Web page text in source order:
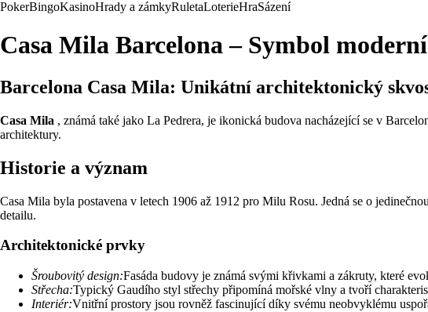
PokerBingoKasinoHrady a zámkyRuletaLoterieHraSázení
Casa Mila Barcelona – Symbol
Barcelona Casa Mila: Unikátní architektonický
Casa Mila , známá také jako La Pedrera, je ikonická budova nacházející se v
architektury.
Historie a význam
Casa Mila byla postavena v letech 1906 až 1912 pro Milu Rosu. Jedná se o
detailu.
Architektonické prvky
Šroubovitý design:Fasáda budovy je známá svými křivkami a zákruty, které
Střecha:Typický Gaudího styl střechy připomíná mořské vlny a tvoří
Interiér:Vnitřní prostory jsou rovněž fascinující díky svému neobvyklému